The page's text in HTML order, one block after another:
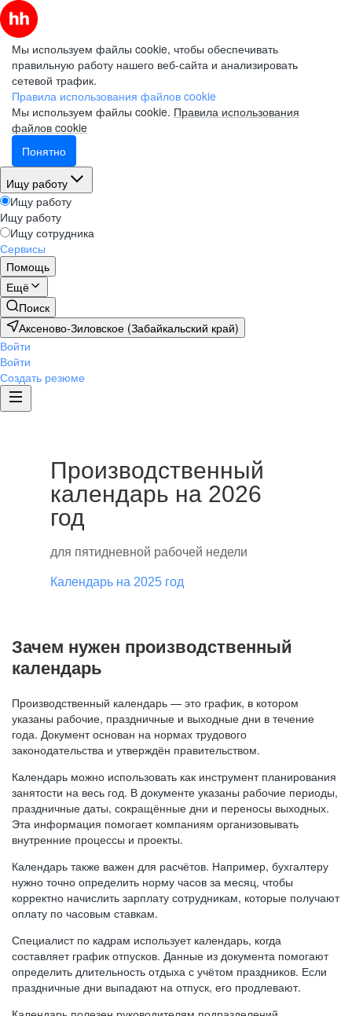
Мы используем файлы cookie, чтобы обеспечивать
правильную работу нашего веб-сайта и анализировать
сетевой трафик.
Правила использования файлов cookie
Мы используем файлы cookie. Правила использования
файлов cookie
Понятно
Ищу работу
Ищу работу
Ищу работу
Ищу сотрудника
Сервисы
Помощь
Ещё
Поиск
Аксеново-Зиловское (Забайкальский край)
Войти
Войти
Создать резюме
Производственный
календарь на 2026
год
для пятидневной рабочей недели
Календарь на 2025 год
Зачем нужен производственный
календарь
Производственный календарь — это график, в котором
указаны рабочие, праздничные и выходные дни в течение
года. Документ основан на нормах трудового
законодательства и утверждён правительством.
Календарь можно использовать как инструмент планирования
занятости на весь год. В документе указаны рабочие периоды,
праздничные даты, сокращённые дни и переносы выходных.
Эта информация помогает компаниям организовывать
внутренние процессы и проекты.
Календарь также важен для расчётов. Например, бухгалтеру
нужно точно определить норму часов за месяц, чтобы
корректно начислить зарплату сотрудникам, которые получают
оплату по часовым ставкам.
Специалист по кадрам использует календарь, когда
составляет график отпусков. Данные из документа помогают
определить длительность отдыха с учётом праздников. Если
праздничные дни выпадают на отпуск, его продлевают.